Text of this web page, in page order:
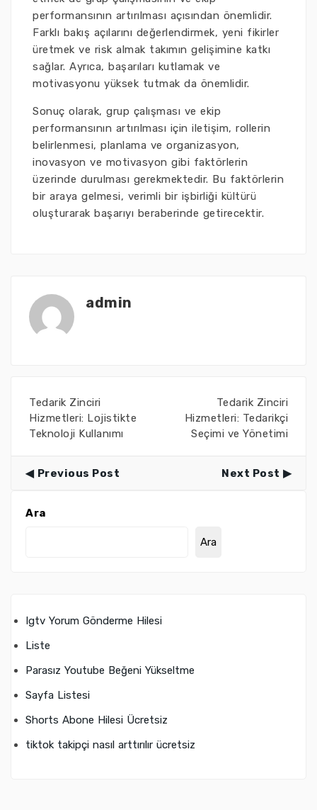
performansının artırılması açısından önemlidir.
Farklı bakış açılarını değerlendirmek, yeni fikirler
üretmek ve risk almak takımın gelişimine katkı
sağlar. Ayrıca, başarıları kutlamak ve
motivasyonu yüksek tutmak da önemlidir.
Sonuç olarak, grup çalışması ve ekip
performansının artırılması için iletişim, rollerin
belirlenmesi, planlama ve organizasyon,
inovasyon ve motivasyon gibi faktörlerin
üzerinde durulması gerekmektedir. Bu faktörlerin
bir araya gelmesi, verimli bir işbirliği kültürü
oluşturarak başarıyı beraberinde getirecektir.
admin
Tedarik Zinciri
Hizmetleri: Lojistikte
Teknoloji Kullanımı
Tedarik Zinciri
Hizmetleri: Tedarikçi
Seçimi ve Yönetimi
Previous Post Next Post
Ara
Ara
Igtv Yorum Gönderme Hilesi
Liste
Parasız Youtube Beğeni Yükseltme
Sayfa Listesi
Shorts Abone Hilesi Ücretsiz
tiktok takipçi nasıl arttırılır ücretsiz